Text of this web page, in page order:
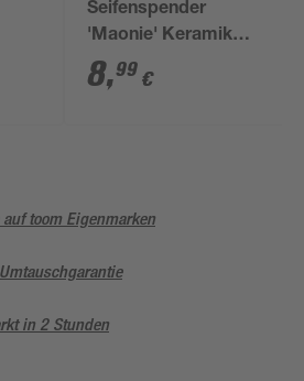
Seifenspender
'Maonie' Keramik
safran 300 ml
8,99 €
toom Eigenmarken
in 2 Stunden